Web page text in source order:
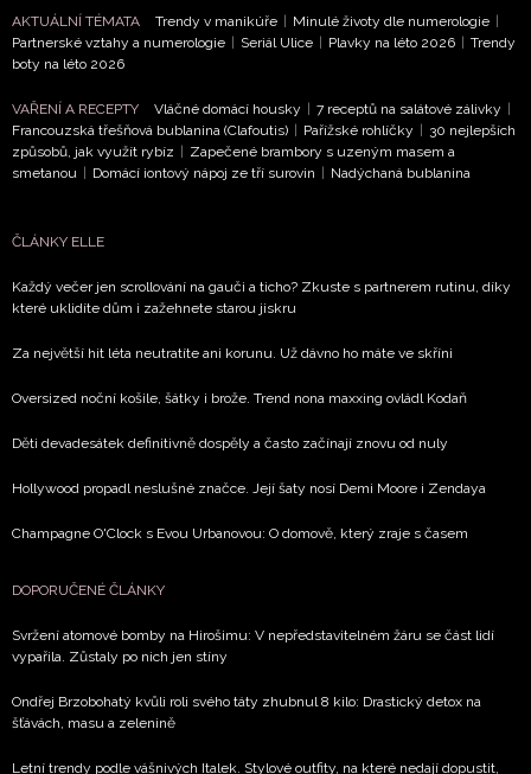
Chcete navíc dostávat i další zajímavé a exkluzivní
informace od našich partnerů? Pokud souhlasíte se
zpracováním údajů k tomuto účelu podle
AKTUÁLNÍ TÉMATA Trendy v manikúře Minulé životy dle numerologie
Partnerské vztahy a numerologie
Seriál Ulice Plavky na léto 2026
Trendy
boty na léto 2026
VAŘENÍ A RECEPTY Vláčné domácí housky 7 receptů na salátové zálivky
Francouzská třešňová bublanina (Clafoutis)
Pařížské rohlíčky
30 nejlepších
způsobů, jak využít rybíz
Zapečené brambory s uzeným masem a
smetanou
Domácí iontový nápoj ze tří surovin Nadýchaná bublanina
ČLÁNKY ELLE
Každý večer jen scrollování na gauči a ticho? Zkuste s partnerem rutinu, díky
které uklidíte dům i zažehnete starou jiskru
Za největší hit léta neutratíte ani korunu. Už dávno ho máte ve skříni
Oversized noční košile, šátky i brože. Trend nona maxxing ovládl Kodaň
Děti devadesátek definitivně dospěly a často začínají znovu od nuly
Hollywood propadl neslušné značce. Její šaty nosí Demi Moore i Zendaya
Champagne O'Clock s Evou Urbanovou: O domově, který zraje s časem
DOPORUČENÉ ČLÁNKY
Svržení atomové bomby na Hirošimu: V nepředstavitelném žáru se část lidí
vypařila. Zůstaly po nich jen stíny
Ondřej Brzobohatý kvůli roli svého táty zhubnul 8 kilo: Drastický detox na
šťávách, masu a zelenině
Letní trendy podle vášnivých Italek. Stylové outfity, na které nedají dopustit,